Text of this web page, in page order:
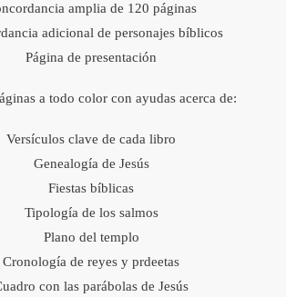
amplia de 120 páginas
adicional de personajes bíblicos
Página de presentación
a todo color con ayudas acerca de:
Versículos clave de cada libro
Genealogía de Jesús
Fiestas bíblicas
Tipología de los salmos
Plano del templo
Cronología de reyes y prdeetas
con las parábolas de Jesús